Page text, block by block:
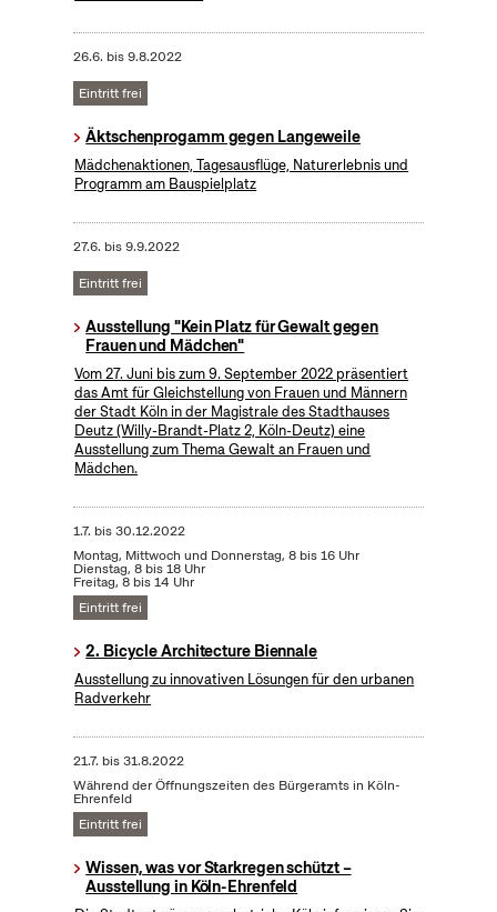
26.6. bis9.8.2022
Eintritt frei
Äktschenprogamm gegen Langeweile
Mädchenaktionen, Tagesausflüge, Naturerlebnis und
Programm am Bauspielplatz
27.6. bis9.9.2022
Eintritt frei
Ausstellung "Kein Platz für Gewalt gegen
Frauen und Mädchen"
Vom 27. Juni bis zum 9. September 2022 präsentiert
das Amt für Gleichstellung von Frauen und Männern
der Stadt Köln in der Magistrale des Stadthauses
Deutz (Willy-Brandt-Platz 2, Köln-Deutz) eine
Ausstellung zum Thema Gewalt an Frauen und
Mädchen.
1.7. bis30.12.2022
Montag, Mittwoch und Donnerstag, 8 bis 16 Uhr
Dienstag, 8 bis 18 Uhr
Freitag, 8 bis 14 Uhr
Eintritt frei
2. Bicycle Architecture Biennale
Ausstellung zu innovativen Lösungen für den urbanen
Radverkehr
21.7. bis31.8.2022
Während der Öffnungszeiten des Bürgeramts in Köln-
Ehrenfeld
Eintritt frei
Wissen, was vor Starkregen schützt –
Ausstellung in Köln-Ehrenfeld